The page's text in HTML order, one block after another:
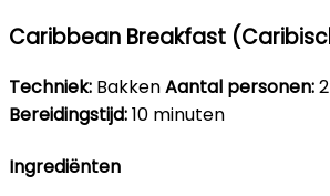
Caribbean Breakfast
Techniek: BakkenAantal personen:
Bereidingstijd:10 minuten
Ingrediënten